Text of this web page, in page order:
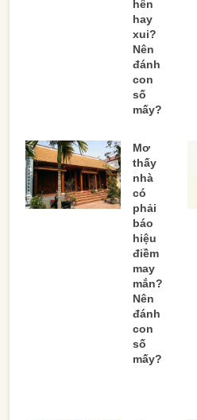
hên
hay
xui?
Nên
đánh
con
số
mấy?
Mơ
thấy
nhà
có
phải
báo
hiệu
điềm
may
mắn?
Nên
đánh
con
số
mấy?